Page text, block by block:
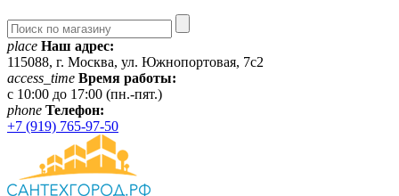
place Наш адрес:
115088, г. Москва, ул. Южнопортовая, 7с2
access_time Время работы:
c 10:00 до 17:00 (пн.-пят.)
phone Телефон:
+7 (919) 765-97-50